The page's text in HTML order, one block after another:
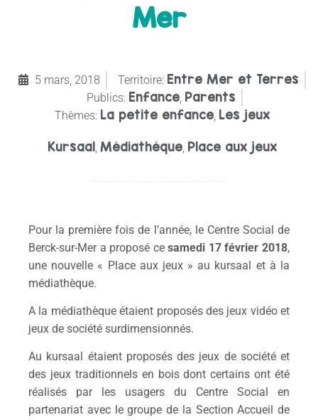
Mer
5 mars, 2018 Territoire: Entre Mer et Terres
Publics: Enfance Parents
Thèmes: La petite enfance, Les jeux
Kursaal Médiathèque, Place aux jeux
Pour la première fois de l’année, le Centre Social de
Berck-sur-Mer a proposé cesamedi 17 février 2018,
une nouvelle « Place aux jeux » au kursaal et à la
médiathèque.
A la médiathèque étaient proposés des jeux vidéo et
jeux de société surdimensionnés.
Au kursaal étaient proposés des jeux de société et
des jeux traditionnels en bois dont certains ont été
réalisés par les usagers du Centre Social en
partenariat avec le groupe de la Section Accueil de